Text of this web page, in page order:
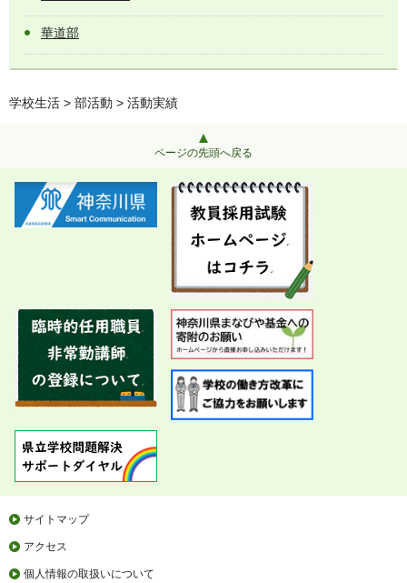
華道部
学校生活 > 部活動 > 活動実績
ページの先頭へ戻る
サイトマップ
アクセス
個人情報の取扱いについて